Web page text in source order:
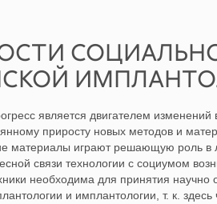
является двигателем
приросту новых методов и
материалы играют решающую роль в
связи технологии с социумом
необходима для принятия
и имплантологии, т. к.